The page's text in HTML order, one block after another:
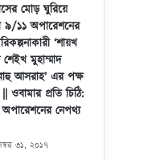
মোড় ঘুরিয়ে
৯/১১ অপারেশনের
‘শায়খ
শেইখ মুহাম্মাদ
আসরাহ’ এর পক্ষ
ওবামার প্রতি চিঠি:
নেপথ্য
৩১, ২০১৭